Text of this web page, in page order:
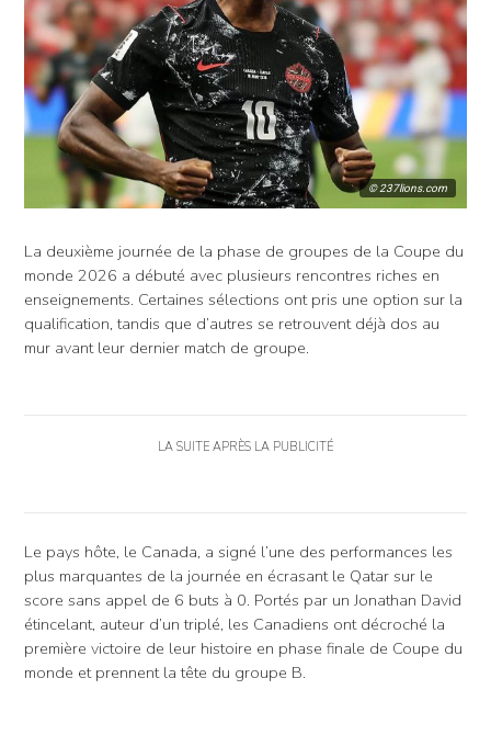
© 237lions.com
La deuxième journée de la phase de groupes de la Coupe du
monde 2026 a débuté avec plusieurs rencontres riches en
enseignements. Certaines sélections ont pris une option sur la
qualification, tandis que d’autres se retrouvent déjà dos au
mur avant leur dernier match de groupe.
LA SUITE APRÈS LA PUBLICITÉ
Le pays hôte, le Canada, a signé l’une des performances les
plus marquantes de la journée en écrasant le Qatar sur le
score sans appel de 6 buts à 0. Portés par un Jonathan David
étincelant, auteur d’un triplé, les Canadiens ont décroché la
première victoire de leur histoire en phase finale de Coupe du
monde et prennent la tête du groupe B.